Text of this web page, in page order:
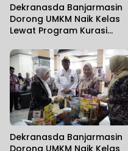
Dekranasda Banjarmasin
Dorong UMKM Naik Kelas
Lewat Program Kurasi
Dekranasda Banjarmasin